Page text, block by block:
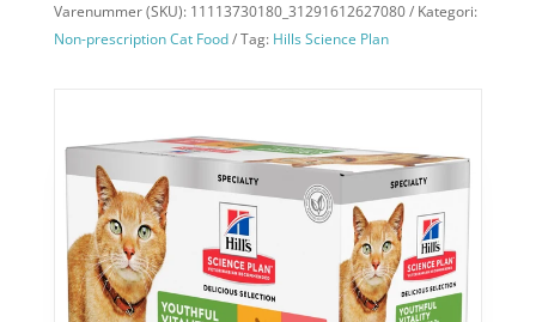
Varenummer (SKU): 11113730180_31291612627080
Kategori:
Non-prescription Cat Food
Tag: Hills Science Plan